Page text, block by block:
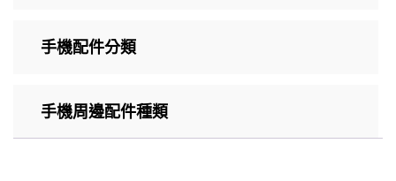
手機配件分類
手機周邊配件種類